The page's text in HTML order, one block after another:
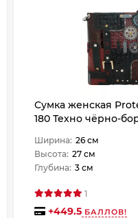
Сумка женская
180 Техно чёрно-
Ширина: 26 см
Высота: 27 см
Глубина: 3 см
1
+449.5 БАЛЛОВ!